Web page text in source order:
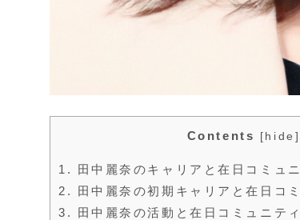
Contents [ hide ]
1.
田中麗奈のキャリアと在日コミュ
2.
田中麗奈の初期キャリアと在日コ
3.
田中麗奈の活動と在日コミュニテ